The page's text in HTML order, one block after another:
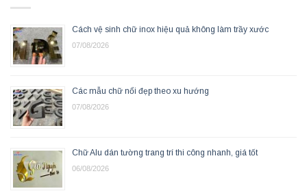
Cách vệ sinh chữ inox hiệu quả không làm trầy xước
07/08/2026
Các mẫu chữ nổi đẹp theo xu hướng
07/08/2026
Chữ Alu dán tường trang trí thi công nhanh, giá tốt
06/08/2026